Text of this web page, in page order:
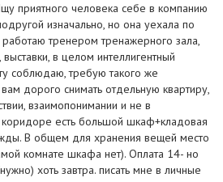
приятного человека себе в компанию
изначально, но она уехала по
работаю тренером тренажерного зала,
в целом интеллигентный
соблюдаю, требую такого же
дорого снимать отдельную квартиру,
взаимопонимании и не в
есть большой шкаф+кладовая
В общем для хранения вещей место
комнате шкафа нет). Оплата 14- но
хоть завтра. писать мне в личные